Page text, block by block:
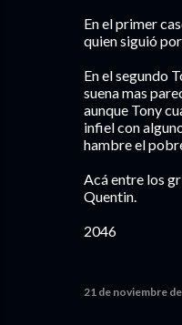
En el primer
quien siguió
En el segundo
suena mas
aunque Tony
infiel con
hambre el
Acá entre los
Quentin.
2046
21 de noviembre de